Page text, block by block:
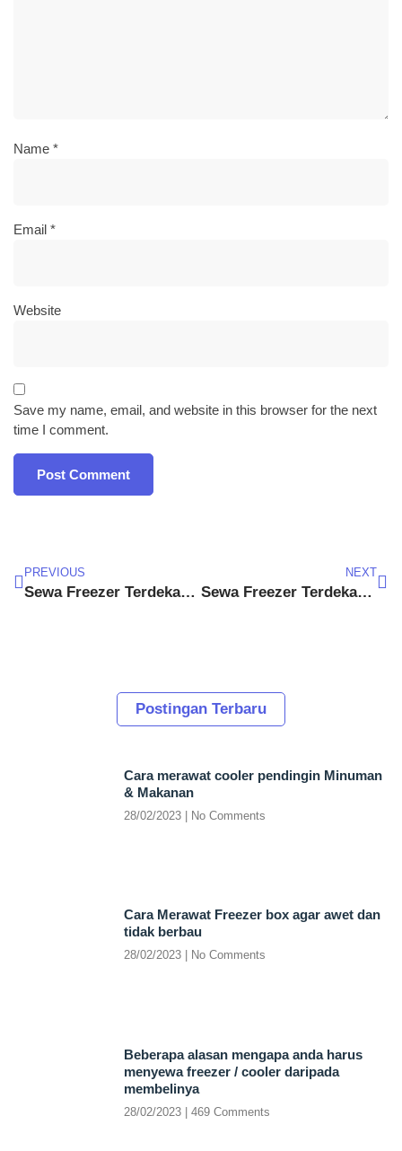
Name *
Email *
Website
Save my name, email, and website in this browser for the next
time I comment.
PREVIOUS
Sewa Freezer Terdekat Kabupaten Bogor
NEXT
Sewa Freezer Terdekat Cibinong
Postingan Terbaru
Cara merawat cooler pendingin Minuman
& Makanan
28/02/2023 No Comments
Cara Merawat Freezer box agar awet dan
tidak berbau
28/02/2023 No Comments
Beberapa alasan mengapa anda harus
menyewa freezer / cooler daripada
membelinya
28/02/2023 469 Comments